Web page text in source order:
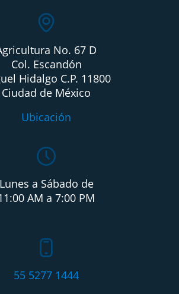
No. 67 D
Col. Escandón
Hidalgo C.P. 11800
Ciudad de México
Ubicación
Lunes a Sábado de
AM a 7:00 PM
55 5277 1444